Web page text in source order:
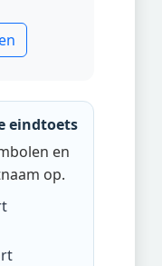
eindtoets
en
op.